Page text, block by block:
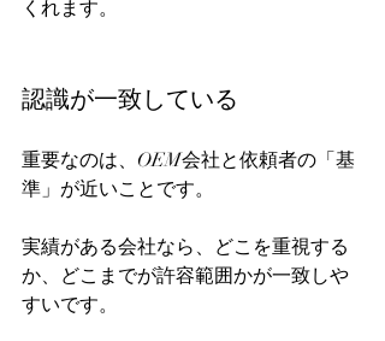
くれます。
認識が一致している
重要なのは、OEM会社と依頼者の「基
準」が近いことです。
実績がある会社なら、どこを重視する
か、どこまでが許容範囲かが一致しや
すいです。